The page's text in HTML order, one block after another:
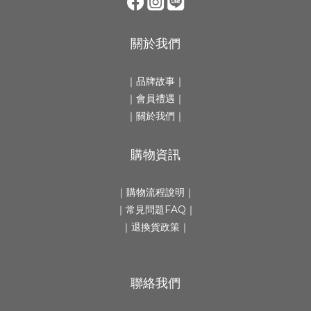
關於我們
｜ 品牌故事 ｜
｜會員禮遇｜
｜ 關於我們 ｜
購物資訊
｜ 購物流程說明 ｜
｜ 常見問題FAQ ｜
｜ 退換貨政策 ｜
聯絡我們